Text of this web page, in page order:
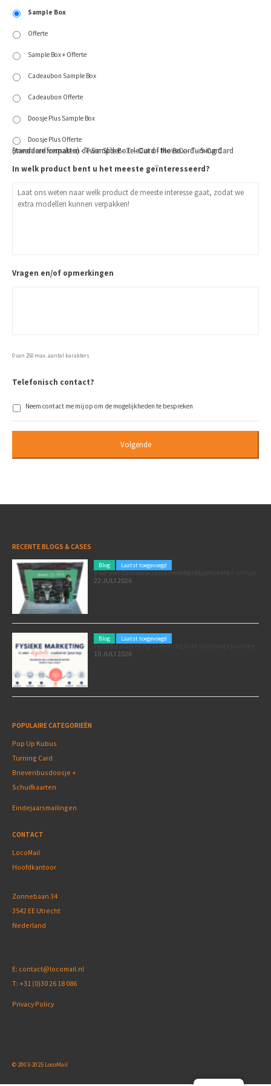
Sample Box
Offerte
Sample Box + Offerte
Cadeaubon Sample Box
Cadeaubon Offerte
Doosje Plus Sample Box
Doosje Plus Offerte
Standaard verpakt in de Sample Box: - Out of the Box - Turning Card (meerdere formaten) - Twin Slider - TeleCard - MoveCard - 5-Card
In welk product bent u het meeste geïnteresseerd?
Vragen en/of opmerkingen
0 van 250 max. aantal karakters
Telefonisch contact?
Neem contact me mij op om de mogelijkheden te bespreken
RECENTE BLOGS & CASES
Blog Laatst toegevoegd
Poleposition voor je marketing: zó zet je de Formule 1 GP van Zandvoort in als marketingmoment
22 JULI 2026
Blog Laatst toegevoegd
Fysieke marketing in een digitale customer journey
10 JULI 2026
POPULAIRE CATEGORIEËN
Pop Up Kubus
Turning Card
Brievenbusdoosje +
Schuifkaarten
Eindejaarsmailingen
CONTACT
LocoMail
Hoofdkantoor
Zonnebaan 34
3542 EE Utrecht
Nederland
E: contact@locomail.nl
T: +31 (0)30 26 18 086
Privacy Policy
© 2003-2025 LocoMail